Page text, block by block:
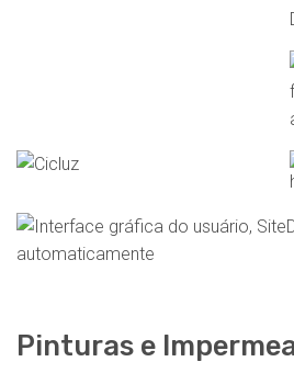
Pinturas e